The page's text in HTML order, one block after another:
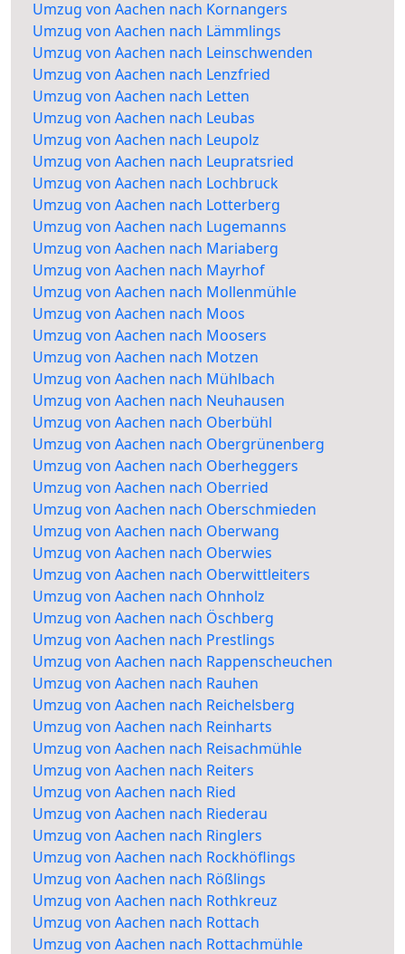
Umzug von Aachen nach Kornangers
Umzug von Aachen nach Lämmlings
Umzug von Aachen nach Leinschwenden
Umzug von Aachen nach Lenzfried
Umzug von Aachen nach Letten
Umzug von Aachen nach Leubas
Umzug von Aachen nach Leupolz
Umzug von Aachen nach Leupratsried
Umzug von Aachen nach Lochbruck
Umzug von Aachen nach Lotterberg
Umzug von Aachen nach Lugemanns
Umzug von Aachen nach Mariaberg
Umzug von Aachen nach Mayrhof
Umzug von Aachen nach Mollenmühle
Umzug von Aachen nach Moos
Umzug von Aachen nach Moosers
Umzug von Aachen nach Motzen
Umzug von Aachen nach Mühlbach
Umzug von Aachen nach Neuhausen
Umzug von Aachen nach Oberbühl
Umzug von Aachen nach Obergrünenberg
Umzug von Aachen nach Oberheggers
Umzug von Aachen nach Oberried
Umzug von Aachen nach Oberschmieden
Umzug von Aachen nach Oberwang
Umzug von Aachen nach Oberwies
Umzug von Aachen nach Oberwittleiters
Umzug von Aachen nach Ohnholz
Umzug von Aachen nach Öschberg
Umzug von Aachen nach Prestlings
Umzug von Aachen nach Rappenscheuchen
Umzug von Aachen nach Rauhen
Umzug von Aachen nach Reichelsberg
Umzug von Aachen nach Reinharts
Umzug von Aachen nach Reisachmühle
Umzug von Aachen nach Reiters
Umzug von Aachen nach Ried
Umzug von Aachen nach Riederau
Umzug von Aachen nach Ringlers
Umzug von Aachen nach Rockhöflings
Umzug von Aachen nach Rößlings
Umzug von Aachen nach Rothkreuz
Umzug von Aachen nach Rottach
Umzug von Aachen nach Rottachmühle